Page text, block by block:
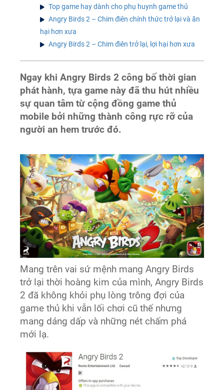
Top game hay dành cho phụ huynh game thủ
Angry Birds 2 – Chim điên chính thức trở lại và ăn
hại hơn xưa
Angry Birds 2 – Chim điên trở lại, lợi hại hơn xưa
Ngay khi Angry Birds 2 công bố thời gian
phát hành, tựa game này đã thu hút nhiều
sự quan tâm từ cộng đồng game thủ
mobile bởi những thành công rực rỡ của
người an hem trước đó.
Mang trên vai sứ mệnh mang Angry Birds
trở lại thời hoàng kim của mình, Angry Birds
2 đã không khỏi phụ lòng trông đợi của
game thủ khi vẫn lối chơi cũ thế nhưng
mang dáng dấp và những nét chấm phá
mới lạ.